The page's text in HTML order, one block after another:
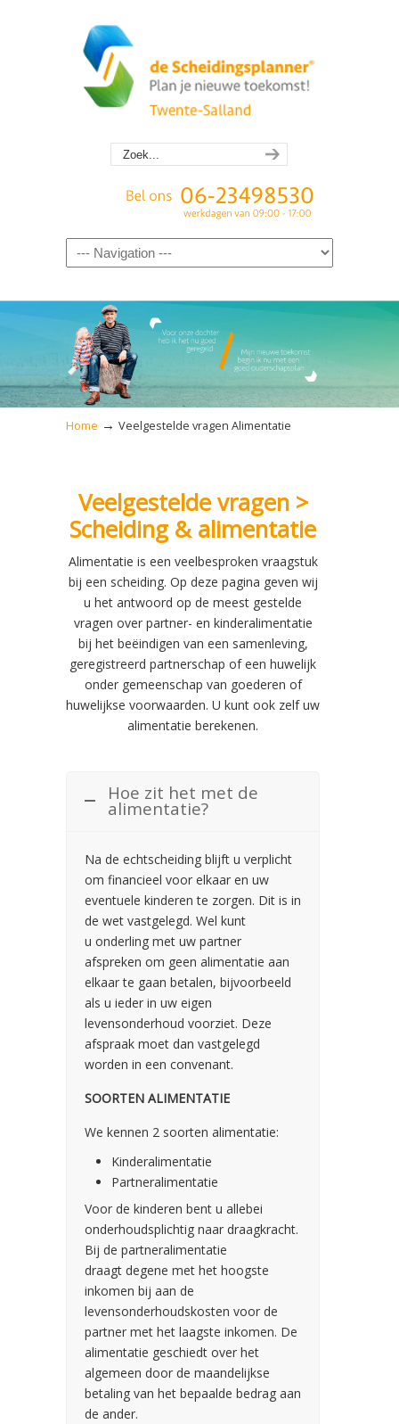
Navigation
Home → Veelgestelde vragen Alimentatie
Veelgestelde vragen >
Scheiding & alimentatie
Alimentatie is een veelbesproken vraagstuk
bij een scheiding. Op deze pagina geven wij
u het antwoord op de meest gestelde
vragen over partner- en kinderalimentatie
bij het beëindigen van een samenleving,
geregistreerd partnerschap of een huwelijk
onder gemeenschap van goederen of
huwelijkse voorwaarden. U kunt ook zelf uw
alimentatie berekenen.
Hoe zit het met de
alimentatie?
Na de echtscheiding blijft u verplicht
om financieel voor elkaar en uw
eventuele kinderen te zorgen. Dit is in
de wet vastgelegd. Wel kunt
u onderling met uw partner
afspreken om geen alimentatie aan
elkaar te gaan betalen, bijvoorbeeld
als u ieder in uw eigen
levensonderhoud voorziet. Deze
afspraak moet dan vastgelegd
worden in een convenant.
SOORTEN ALIMENTATIE
We kennen 2 soorten alimentatie:
Kinderalimentatie
Partneralimentatie
Voor de kinderen bent u allebei
onderhoudsplichtig naar draagkracht.
Bij de partneralimentatie
draagt degene met het hoogste
inkomen bij aan de
levensonderhoudskosten voor de
partner met het laagste inkomen. De
alimentatie geschiedt over het
algemeen door de maandelijkse
betaling van het bepaalde bedrag aan
de ander.